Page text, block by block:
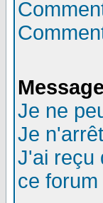
Je ne
Je
J'ai reçu
ce forum